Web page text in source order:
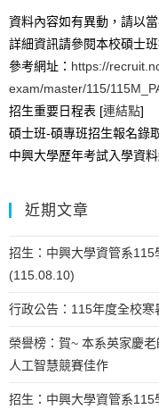
資料內容如有異動，請以
詳細資訊請參閱本校碩士
參考網址： https://
exam/master/115/
招生重要日程表 [連結點]
碩士班-碩專班招生報名錄
中興大學歷年考試入學資
近期文章
招生：中興大學資管系
(115.08.10)
行政公告：115年度全校寒
榮譽榜：賀~ 本系英家慶
人工智慧競賽佳作
招生：中興大學資管系